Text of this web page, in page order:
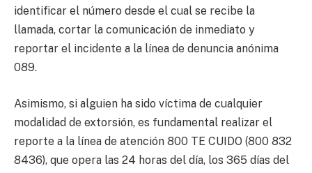
identificar el número desde el cual se recibe la
llamada, cortar la comunicación de inmediato y
reportar el incidente a la línea de denuncia anónima
089.
Asimismo, si alguien ha sido víctima de cualquier
modalidad de extorsión, es fundamental realizar el
reporte a la línea de atención 800 TE CUIDO (800 832
8436), que opera las 24 horas del día, los 365 días del